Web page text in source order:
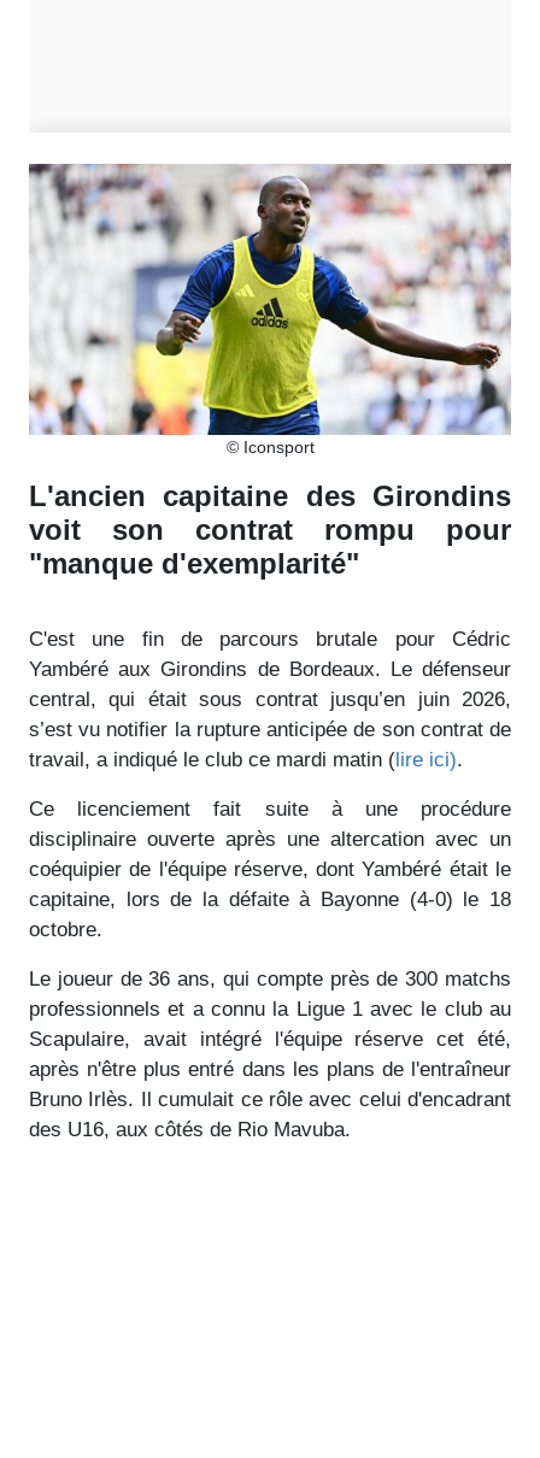
© Iconsport
L'ancien capitaine des Girondins
voit son contrat rompu pour
"manque d'exemplarité"
C'est une fin de parcours brutale pour Cédric
Yambéré aux Girondins de Bordeaux. Le défenseur
central, qui était sous contrat jusqu’en juin 2026,
s’est vu notifier la rupture anticipée de son contrat de
travail, a indiqué le club ce mardi matin (lire ici).
Ce licenciement fait suite à une procédure
disciplinaire ouverte après une altercation avec un
coéquipier de l'équipe réserve, dont Yambéré était le
capitaine, lors de la défaite à Bayonne (4-0) le 18
octobre.
Le joueur de 36 ans, qui compte près de 300 matchs
professionnels et a connu la Ligue 1 avec le club au
Scapulaire, avait intégré l'équipe réserve cet été,
après n'être plus entré dans les plans de l'entraîneur
Bruno Irlès. Il cumulait ce rôle avec celui d'encadrant
des U16, aux côtés de Rio Mavuba.